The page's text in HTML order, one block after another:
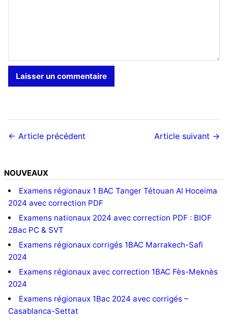
← Article précédent Article suivant →
NOUVEAUX
Examens régionaux 1 BAC Tanger Tétouan Al Hoceima
2024 avec correction PDF
Examens nationaux 2024 avec correction PDF : BIOF
2Bac PC & SVT
Examens régionaux corrigés 1BAC Marrakech-Safi
2024
Examens régionaux avec correction 1BAC Fès-Meknès
2024
Examens régionaux 1Bac 2024 avec corrigés –
Casablanca-Settat